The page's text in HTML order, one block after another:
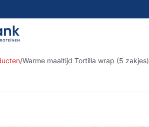
/Warme maaltijd Tortilla wrap (5 zakjes)